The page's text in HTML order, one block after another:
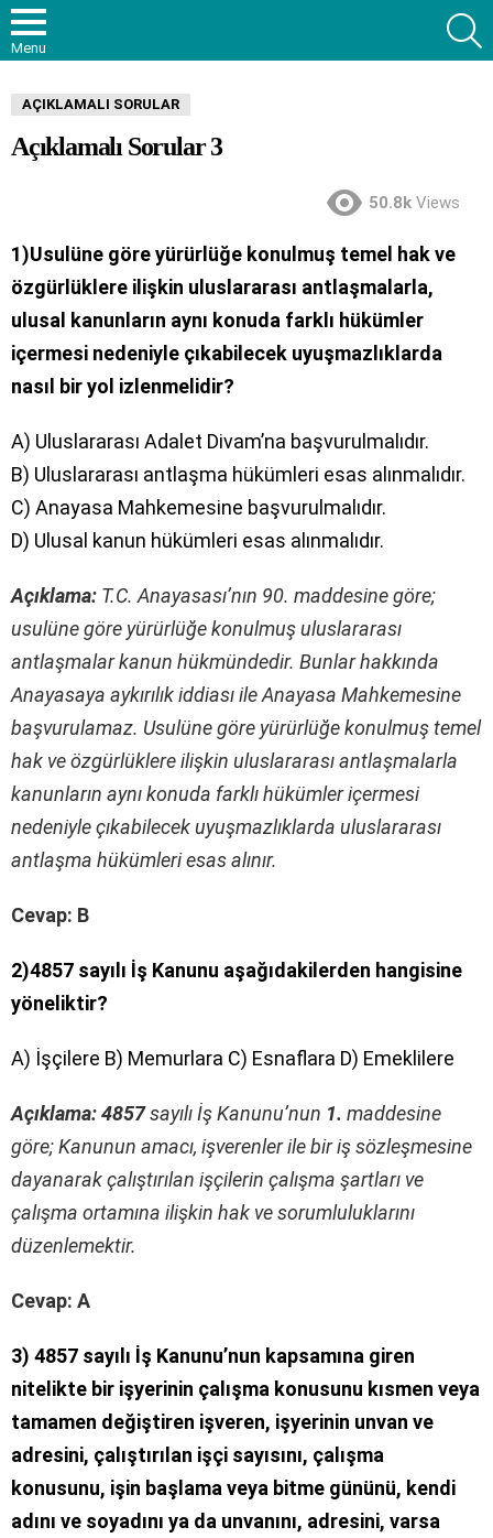
Menu
AÇIKLAMALI SORULAR
Açıklamalı Sorular 3
50.8k Views
1)Usulüne göre yürürlüğe konulmuş temel hak ve
özgürlüklere ilişkin uluslararası antlaşmalarla,
ulusal kanunların aynı konuda farklı hükümler
içermesi nedeniyle çıkabilecek uyuşmazlıklarda
nasıl bir yol izlenmelidir?
A) Uluslararası Adalet Divam’na başvurulmalıdır.
B) Uluslararası antlaşma hükümleri esas alınmalıdır.
C) Anayasa Mahkemesine başvurulmalıdır.
D) Ulusal kanun hükümleri esas alınmalıdır.
Açıklama: T.C. Anayasası’nın 90. maddesine göre;
usulüne göre yürürlüğe konulmuş uluslararası
antlaşmalar kanun hükmündedir. Bunlar hakkında
Anayasaya aykırılık iddiası ile Anayasa Mahkemesine
başvurulamaz. Usulüne göre yürürlüğe konulmuş temel
hak ve özgürlüklere ilişkin uluslararası antlaşmalarla
kanunların aynı konuda farklı hükümler içermesi
nedeniyle çıkabilecek uyuşmazlıklarda uluslararası
antlaşma hükümleri esas alınır.
Cevap: B
2)4857 sayılı İş Kanunu aşağıdakilerden hangisine
yöneliktir?
A) İşçilere B) Memurlara C) Esnaflara D) Emeklilere
Açıklama: 4857sayılı İş Kanunu’nun 1. maddesine
göre; Kanunun amacı, işverenler ile bir iş sözleşmesine
dayanarak çalıştırılan işçilerin çalışma şartları ve
çalışma ortamına ilişkin hak ve sorumluluklarını
düzenlemektir.
Cevap: A
3) 4857 sayılı İş Kanunu’nun kapsamına giren
nitelikte bir işyerinin çalışma konusunu kısmen veya
tamamen değiştiren işveren, işyerinin unvan ve
adresini, çalıştırılan işçi sayısını, çalışma
konusunu, işin başlama veya bitme gününü, kendi
adını ve soyadını ya da unvanını, adresini, varsa